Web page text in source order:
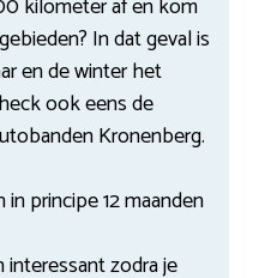
In dat geval is
en de winter het
ook eens de
Kronenberg.
principe 12 maanden
interessant zodra je